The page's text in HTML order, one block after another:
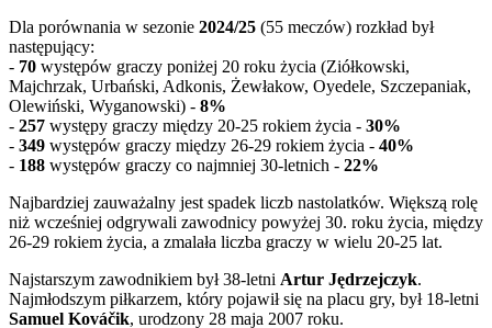
Dla porównania w sezonie 2024/25 (55 meczów) rozkład był
następujący:
- 70 występów graczy poniżej 20 roku życia (Ziółkowski,
Majchrzak, Urbański, Adkonis, Żewłakow, Oyedele, Szczepaniak,
Olewiński, Wyganowski) - 8%
- 257 występy graczy między 20-25 rokiem życia - 30%
- 349 występów graczy między 26-29 rokiem życia - 40%
- 188 występów graczy co najmniej 30-letnich - 22%
Najbardziej zauważalny jest spadek liczb nastolatków. Większą rolę
niż wcześniej odgrywali zawodnicy powyżej 30. roku życia, między
26-29 rokiem życia, a zmalała liczba graczy w wielu 20-25 lat.
Najstarszym zawodnikiem był 38-letni Artur Jędrzejczyk.
Najmłodszym piłkarzem, który pojawił się na placu gry, był 18-letni
Samuel Kováčik, urodzony 28 maja 2007 roku.